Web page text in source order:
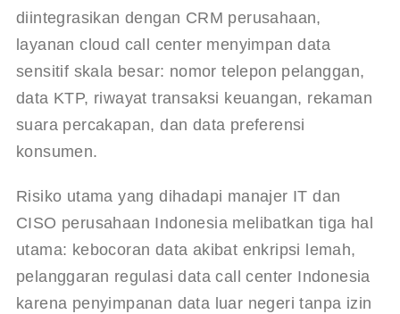
diintegrasikan dengan CRM perusahaan,
layanan cloud call center menyimpan data
sensitif skala besar: nomor telepon pelanggan,
data KTP, riwayat transaksi keuangan, rekaman
suara percakapan, dan data preferensi
konsumen.
Risiko utama yang dihadapi manajer IT dan
CISO perusahaan Indonesia melibatkan tiga hal
utama: kebocoran data akibat enkripsi lemah,
pelanggaran regulasi data call center Indonesia
karena penyimpanan data luar negeri tanpa izin